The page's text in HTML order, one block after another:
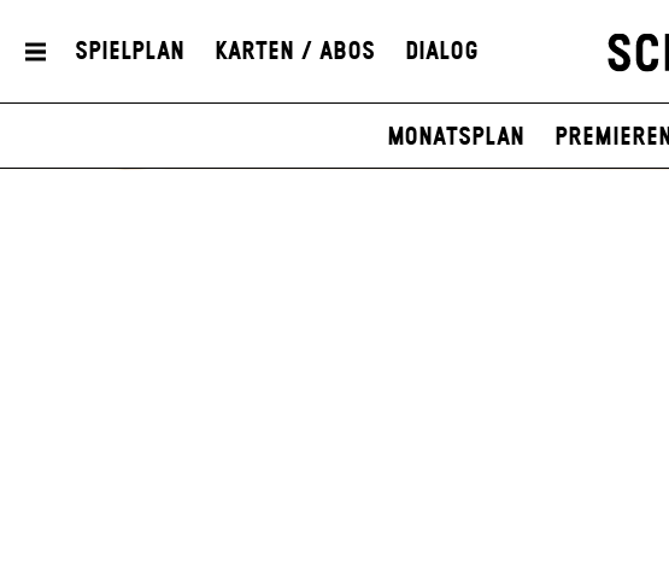
Spielplan Karten / Abos Dialog
Monatsplan Premieren